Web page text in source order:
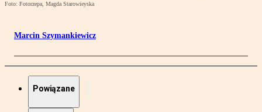
Foto: Fotorzepa, Magda Starowieyska
Marcin Szymankiewicz
Powiązane